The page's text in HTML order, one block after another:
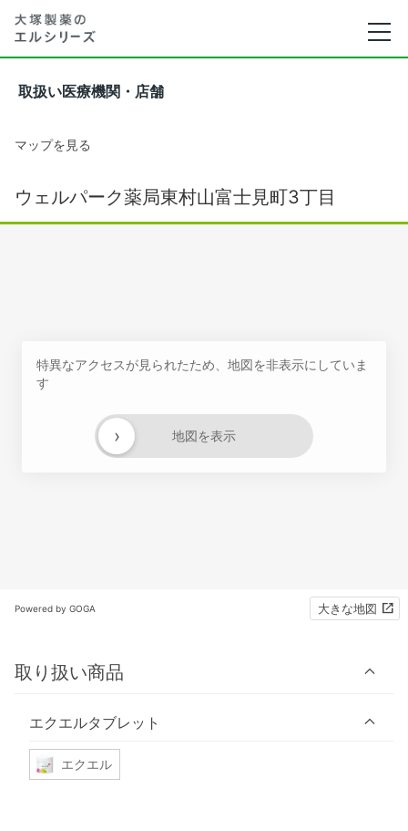
取扱い医療機関・店舗
マップを見る
ウェルパーク薬局東村山富士見町3丁目
特異なアクセスが見られたため、地図を非表示にしていま
す
地図を表示
›
Powered by GOGA 大きな地図
取り扱い商品
エクエルタブレット
エクエル